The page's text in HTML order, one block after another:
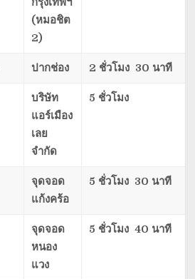
(หมอชิต
2)
ปากช่อง 2 ชั่วโมง 30 นาที
บริษัท
แอร์เมือง
เลย
จำกัด
5 ชั่วโมง
จุดจอด
แก้งคร้อ
5 ชั่วโมง 30 นาที
จุดจอด
หนอง
แวง
5 ชั่วโมง 40 นาที